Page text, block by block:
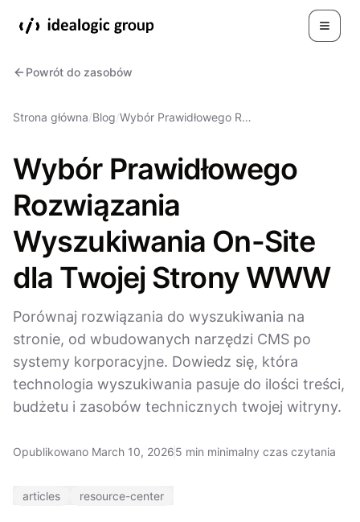
Powrót do zasobów
Strona główna/Blog/Wybór Prawidłowego R…
Wybór Prawidłowego
Rozwiązania
Wyszukiwania On-Site
dla Twojej Strony WWW
Porównaj rozwiązania do wyszukiwania na
stronie, od wbudowanych narzędzi CMS po
systemy korporacyjne. Dowiedz się, która
technologia wyszukiwania pasuje do ilości treści,
budżetu i zasobów technicznych twojej witryny.
Opublikowano March 10, 20265 min minimalny czas czytania
articles resource-center